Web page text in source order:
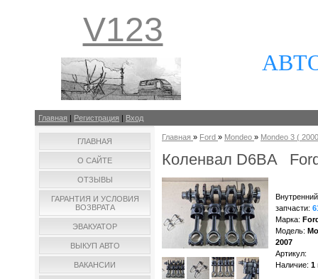
V123
Главная | Регистрация | Вход
ГЛАВНАЯ
О САЙТЕ
ОТЗЫВЫ
ГАРАНТИЯ И УСЛОВИЯ
ВОЗВРАТА
ЭВАКУАТОР
ВЫКУП АВТО
ВАКАНСИИ
Главная » Ford » Mondeo » Mondeo 3 (
Коленвал D6BA
запчасти:
Марка:
Модель:
2007
Артикул:
Наличие: 1